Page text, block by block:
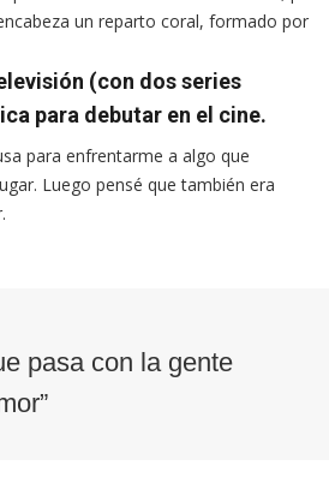
un reparto coral, formado por
(con dos series
para debutar en el cine.
para enfrentarme a algo que
Luego pensé que también era
pasa con la gente